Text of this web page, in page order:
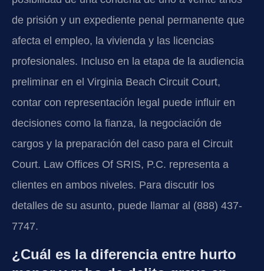
de prisión y un expediente penal permanente que
afecta el empleo, la vivienda y las licencias
profesionales. Incluso en la etapa de la audiencia
preliminar en el Virginia Beach Circuit Court,
contar con representación legal puede influir en
decisiones como la fianza, la negociación de
cargos y la preparación del caso para el Circuit
Court. Law Offices Of SRIS, P.C. representa a
clientes en ambos niveles. Para discutir los
detalles de su asunto, puede llamar al (888) 437-
7747.
¿Cuál es la diferencia entre hurto